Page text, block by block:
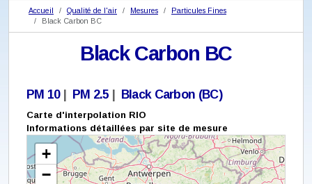
Accueil Qualité de l'air Mesures
Particules Fines
Black Carbon BC
Black Carbon BC
PM 10| PM 2.5 Black Carbon (BC)
Carte d'interpolation RIO
Informations détaillées par site de mesure
+
−